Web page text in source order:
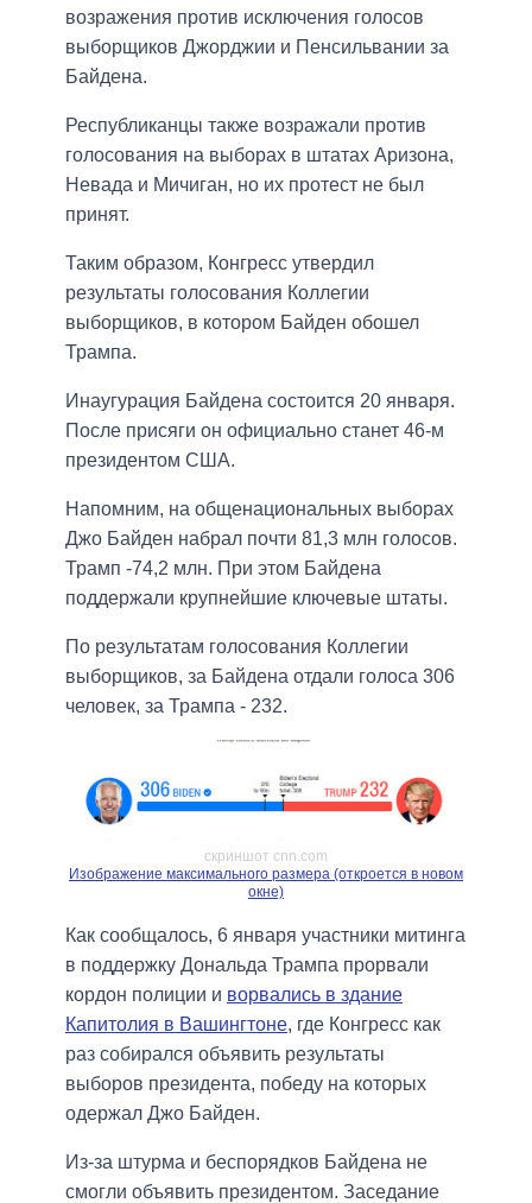
возражения против исключения голосов
выборщиков Джорджии и Пенсильвании за
Байдена.
Республиканцы также возражали против
голосования на выборах в штатах Аризона,
Невада и Мичиган, но их протест не был
принят.
Таким образом, Конгресс утвердил
результаты голосования Коллегии
выборщиков, в котором Байден обошел
Трампа.
Инаугурация Байдена состоится 20 января.
После присяги он официально станет 46-м
президентом США.
Напомним, на общенациональных выборах
Джо Байден набрал почти 81,3 млн голосов.
Трамп -74,2 млн. При этом Байдена
поддержали крупнейшие ключевые штаты.
По результатам голосования Коллегии
выборщиков, за Байдена отдали голоса 306
человек, за Трампа - 232.
скриншот cnn.com
Изображение максимального размера (откроется в новом
окне)
Как сообщалось, 6 января участники митинга
в поддержку Дональда Трампа прорвали
кордон полиции и ворвались в здание
Капитолия в Вашингтоне, где Конгресс как
раз собирался объявить результаты
выборов президента, победу на которых
одержал Джо Байден.
Из-за штурма и беспорядков Байдена не
смогли объявить президентом. Заседание